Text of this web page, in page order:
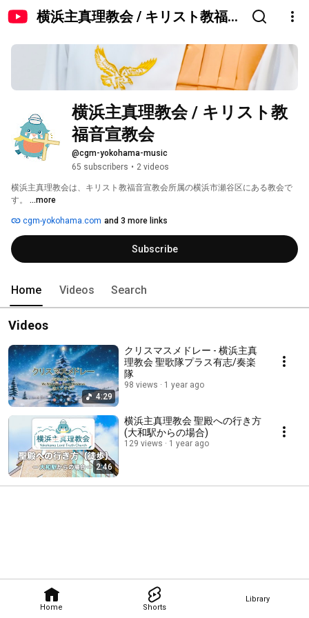
横浜主真理教会 / キリスト教福音
Home Shorts
Library
横浜主真理教会 / キリスト教
福音宣教会
@cgm-yokohama-music
65 subscribers • 2 videos
横浜主真理教会は、キリスト教福音宣教会所属の横浜市瀬谷区にある教会で
す。 ...more
cgm-yokohama.com and 3 more links
Subscribe
Home Videos Search
Videos
4:29
クリスマスメドレー - 横浜主真
理教会 聖歌隊プラス有志/奏楽
隊
98 views 1 year ago
2:46
横浜主真理教会 聖殿への行き方
(大和駅からの場合)
129 views 1 year ago